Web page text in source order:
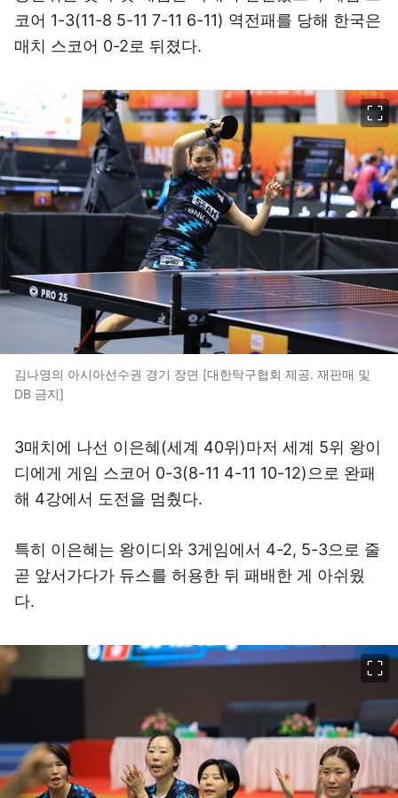
코어 1-3(11-8 5-11 7-11 6-11) 역전패를 당해 한국은
매치 스코어 0-2로 뒤졌다.
김나영의 아시아선수권 경기 장면 [대한탁구협회 제공. 재판매 및
DB 금지]
3매치에 나선 이은혜(세계 40위)마저 세계 5위 왕이
디에게 게임 스코어 0-3(8-11 4-11 10-12)으로 완패
해 4강에서 도전을 멈췄다.
특히 이은혜는 왕이디와 3게임에서 4-2, 5-3으로 줄
곧 앞서가다가 듀스를 허용한 뒤 패배한 게 아쉬웠
다.